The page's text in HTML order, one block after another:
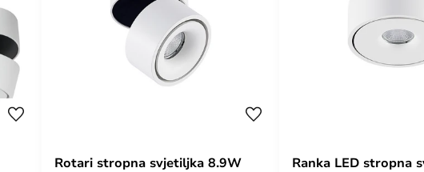
Rotari stropna svjetiljka 8.9W
Ranka LED stropna